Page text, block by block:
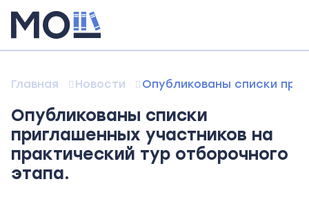
Главная Новости Опубликованы списки
Опубликованы списки
приглашенных участников на
практический тур отборочного
этапа.